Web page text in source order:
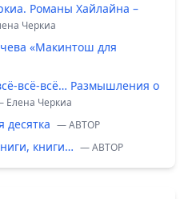
Романы Хайлайна –
Черкиа
«Макинтош для
всё-всё… Размышления о
Елена Черкиа
— ABTOP
книги… — ABTOP